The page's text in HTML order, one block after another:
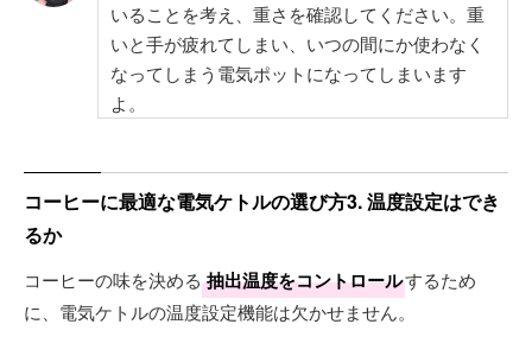
いることを考え、重さを確認してください。重
いと手が疲れてしまい、いつの間にか使わなく
なってしまう電気ポットになってしまいます
よ。
コーヒーに最適な電気ケトルの選び方3. 温度設定はでき
るか
コーヒーの味を決める 抽出温度をコントロールするため
に、電気ケトルの温度設定機能は欠かせません。